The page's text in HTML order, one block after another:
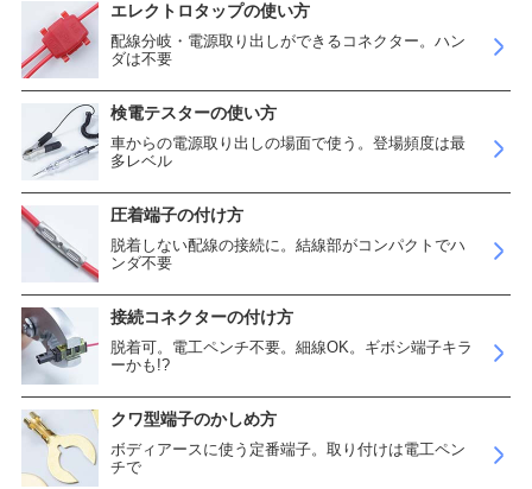
エレクトロタップの使い方
配線分岐・電源取り出しができるコネクター。ハン
ダは不要
検電テスターの使い方
車からの電源取り出しの場面で使う。登場頻度は最
多レベル
圧着端子の付け方
脱着しない配線の接続に。結線部がコンパクトでハ
ンダ不要
接続コネクターの付け方
脱着可。電工ペンチ不要。細線OK。ギボシ端子キラ
ーかも!?
クワ型端子のかしめ方
ボディアースに使う定番端子。取り付けは電工ペン
チで